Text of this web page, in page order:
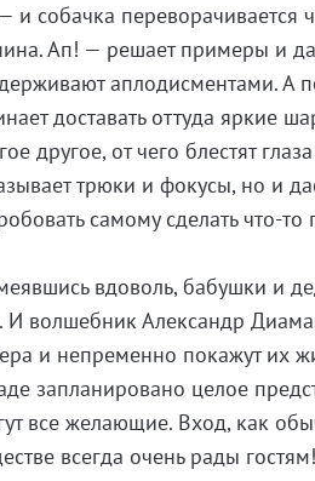
и собачка переворачивается
Ап! — решает примеры и
аплодисментами. А
доставать оттуда яркие
другое, от чего блестят
трюки и фокусы, но и
самому сделать что-то
вдоволь, бабушки и
И волшебник Александр
и непременно покажут их
запланировано целое
все желающие. Вход, как
всегда очень рады гостям!